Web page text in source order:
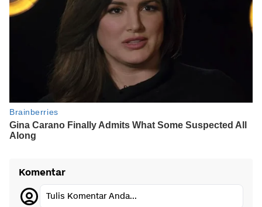
Komentar
Tulis Komentar Anda...